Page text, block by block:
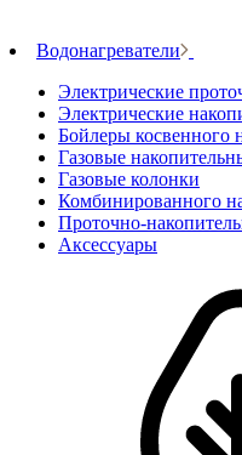
Водонагреватели
Электрические
Электрические
Бойлеры косвенного
Газовые
Газовые колонки
Комбинированного
Проточно-
Аксессуары